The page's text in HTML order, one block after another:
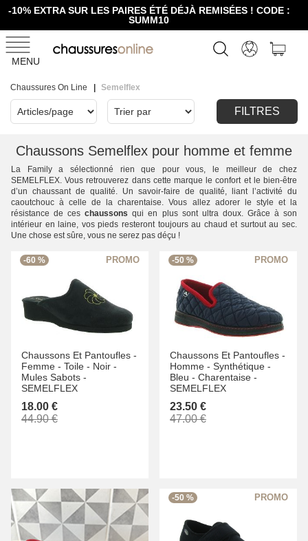
-10% EXTRA SUR LES PAIRES ÉTÉ DÉJÀ REMISÉES ! CODE :
SUMM10
MENU
Chaussures On Line Semelflex
FILTRES
Chaussons Semelflex pour homme et femme
La Family a sélectionné rien que pour vous, le meilleur de chez
SEMELFLEX. Vous retrouverez dans cette marque le confort et le bien-être
d’un chaussant de qualité. Un savoir-faire de qualité, liant l’activité du
caoutchouc à celle de la charentaise. Vous allez adorer le style et la
résistance de ceschaussons qui en plus sont ultra doux. Grâce à son
intérieur en laine, vos pieds resteront toujours au chaud et surtout au sec.
Une chose est sûre, vous ne serez pas déçu !
-60 %
Chaussons Et Pantoufles -
Femme - Toile - Noir -
Mules Sabots -
SEMELFLEX
18.00 €
44.90 €
-50 %
Chaussons Et Pantoufles -
Homme - Synthétique -
Bleu - Charentaise -
SEMELFLEX
23.50 €
47.00 €
-50 %